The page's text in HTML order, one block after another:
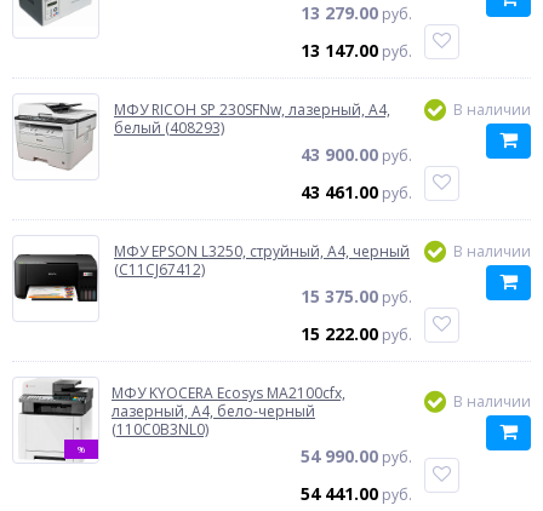
13 279.00 руб.
13 147.00 руб.
МФУ RICOH SP 230SFNw, лазерный, A4,
белый (408293)
43 900.00 руб.
43 461.00 руб.
В наличии
МФУ EPSON L3250, струйный, A4, черный
(C11CJ67412)
15 375.00 руб.
15 222.00 руб.
В наличии
%
МФУ KYOCERA Ecosys MA2100cfx,
лазерный, A4, бело-черный
(110C0B3NL0)
54 990.00 руб.
54 441.00 руб.
В наличии